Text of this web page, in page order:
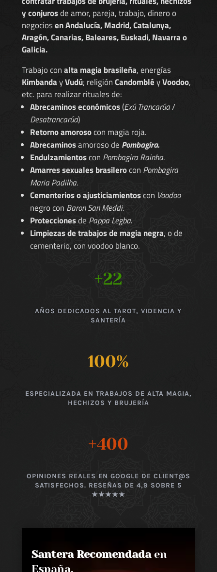
y conjurosde amor, pareja, trabajo, dinero o
negociosen Andalucía, Madrid, Catalunya,
Aragón, Canarias, Baleares, Euskadi, Navarra o
Galicia.
Trabajo conalta magia brasileña, energías
KimbandayVudú; religiónCandombléyVoodoo,
etc. para realizar rituales de:
Abrecaminos económicos(Exú Trancarúa/
Desatrancarúa)
Retorno amorosocon magia roja.
Abrecaminosamoroso de Pombagira.
Endulzamientoscon Pombagira Rainha.
Amarres sexuales brasilerocon Pombagira
Maria Padilha.
Cementerios o ajusticiamientoscon Voodoo
negro con Baron San Meddi.
Proteccionesde Pappa Legba.
Limpiezas de trabajos de magia negra, o de
cementerio, con voodoo blanco.
+22
AÑOS DEDICADOS AL TAROT, VIDENCIA Y
SANTERÍA
100%
ESPECIALIZADA EN TRABAJOS DE ALTA MAGIA,
HECHIZOS Y BRUJERÍA
+400
OPINIONES REALES EN GOOGLE DE CLIENT@S
SATISFECHOS. RESEÑAS DE 4,9 SOBRE 5
★★★★★
Santera Recomendadaen
España,